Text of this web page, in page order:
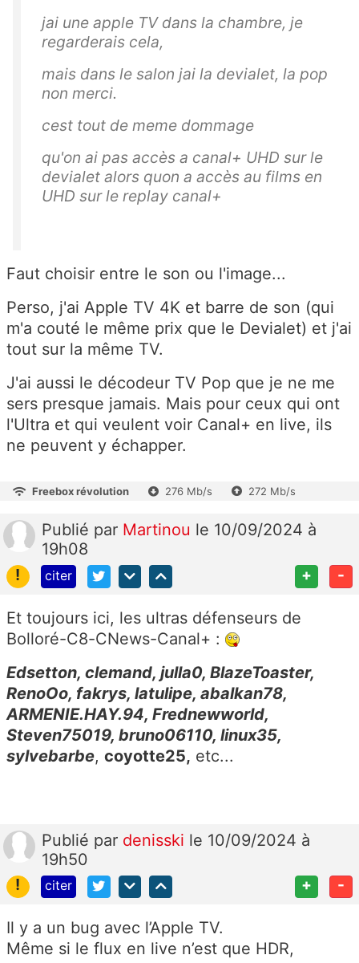
jai une apple TV dans la chambre, je
regarderais cela,
mais dans le salon jai la devialet, la pop
non merci.
cest tout de meme dommage
qu'on ai pas accès a canal+ UHD sur le
devialet alors quon a accès au films en
UHD sur le replay canal+
Faut choisir entre le son ou l'image...
Perso, j'ai Apple TV 4K et barre de son (qui
m'a couté le même prix que le Devialet) et j'ai
tout sur la même TV.
J'ai aussi le décodeur TV Pop que je ne me
sers presque jamais. Mais pour ceux qui ont
l'Ultra et qui veulent voir Canal+ en live, ils
ne peuvent y échapper.
Freebox révolution 276 Mb/s 272 Mb/s
Publié par Martinou le 10/09/2024 à
19h08
!
citer + -
Et toujours ici, les ultras défenseurs de
Bolloré-C8-CNews-Canal+ :
Edsetton, clemand, julla0, BlazeToaster,
RenoOo, fakrys, latulipe, abalkan78,
ARMENIE.HAY.94, Frednewworld,
Steven75019, bruno06110, linux35,
sylvebarbe, coyotte25, etc...
Publié par denisski le 10/09/2024 à
19h50
!
citer + -
Il y a un bug avec l’Apple TV.
Même si le flux en live n’est que HDR,